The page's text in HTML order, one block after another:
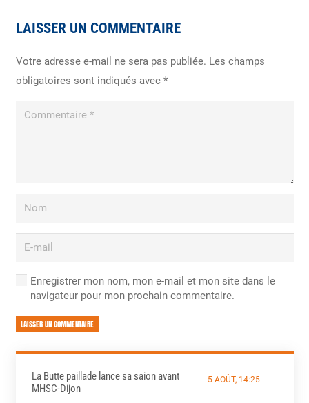
LAISSER UN COMMENTAIRE
Votre adresse e-mail ne sera pas publiée. Les champs
obligatoires sont indiqués avec *
Enregistrer mon nom, mon e-mail et mon site dans le
navigateur pour mon prochain commentaire.
LAISSER UN COMMENTAIRE
La Butte paillade lance sa saion avant
MHSC-Dijon
5 AOÛT, 14:25